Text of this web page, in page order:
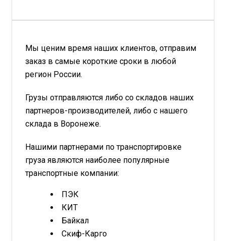
Мы ценим время наших клиентов, отправим
заказ в самые короткие сроки в любой
регион России.
Грузы отправляются либо со складов наших
партнеров-производителей, либо с нашего
склада в Воронеже.
Нашими партнерами по транспортировке
груза являются наиболее популярные
транспортные компании:
ПЭК
КИТ
Байкал
Скиф-Карго